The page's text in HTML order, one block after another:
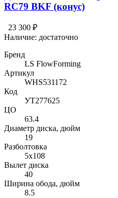
RC79 BKF (конус)
23 300 ₽
Наличие: достаточно
Бренд
LS FlowForming
Артикул
WHS531172
Код
УТ277625
ЦО
63.4
Диаметр диска, дюйм
19
Разболтовка
5x108
Вылет диска
40
Ширина обода, дюйм
8.5